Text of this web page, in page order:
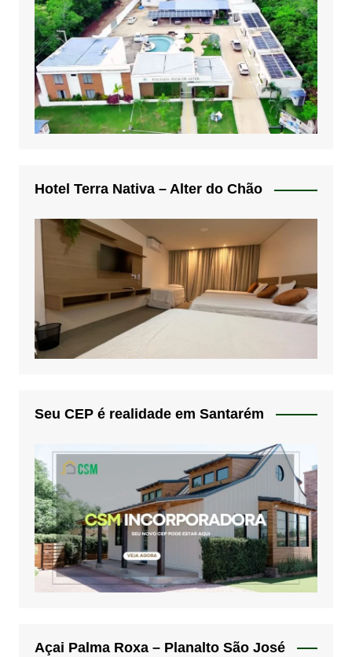
Hotel Terra Nativa – Alter do Chão
Seu CEP é realidade em Santarém
Açai Palma Roxa – Planalto São José